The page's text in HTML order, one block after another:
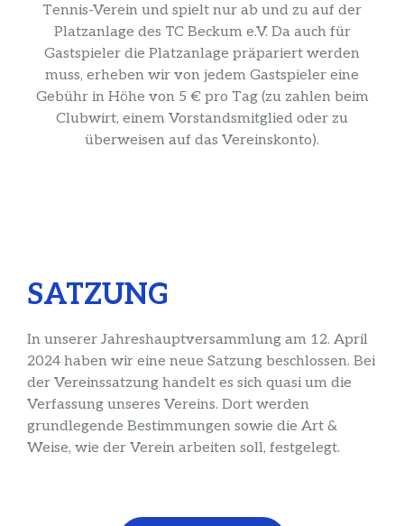
Tennis-Verein und spielt nur ab und zu auf der
Platzanlage des TC Beckum e.V. Da auch für
Gastspieler die Platzanlage präpariert werden
muss, erheben wir von jedem Gastspieler eine
Gebühr in Höhe von 5 € pro Tag (zu zahlen beim
Clubwirt, einem Vorstandsmitglied oder zu
überweisen auf das Vereinskonto).
SATZUNG
In unserer Jahreshauptversammlung am 12. April
2024 haben wir eine neue Satzung beschlossen. Bei
der Vereinssatzung handelt es sich quasi um die
Verfassung unseres Vereins. Dort werden
grundlegende Bestimmungen sowie die Art &
Weise, wie der Verein arbeiten soll, festgelegt.